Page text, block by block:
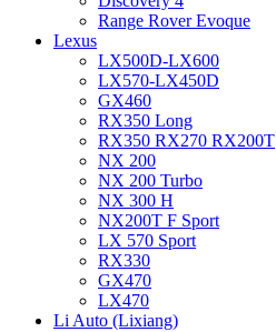
Range Rover Evoque
Lexus
LX500D-LX600
LX570-LX450D
GX460
RX350 Long
RX350 RX270 RX200T
NX 200
NX 200 Turbo
NX 300 H
NX200T F Sport
LX 570 Sport
RX330
GX470
LX470
Li Auto (Lixiang)